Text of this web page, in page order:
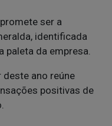
ser a
identificada
paleta da empresa.
deste ano reúne
positivas de